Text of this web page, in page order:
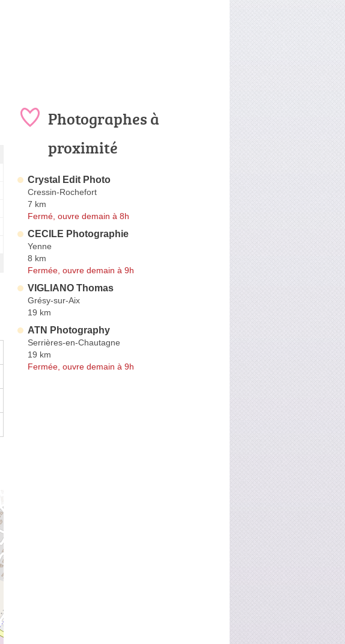
Photographes à
proximité
Crystal Edit Photo
Cressin-Rochefort
7 km
Fermé, ouvre demain à 8h
CECILE Photographie
Yenne
8 km
Fermée, ouvre demain à 9h
VIGLIANO Thomas
Grésy-sur-Aix
19 km
ATN Photography
Serrières-en-Chautagne
19 km
Fermée, ouvre demain à 9h